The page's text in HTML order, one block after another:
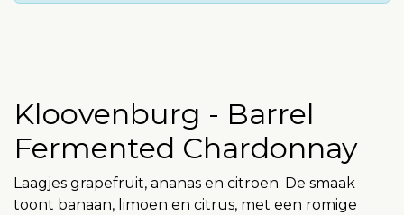
Kloovenburg - Barrel
Fermented Chardonnay
Laagjes grapefruit, ananas en citroen. De smaak
toont banaan, limoen en citrus, met een romige